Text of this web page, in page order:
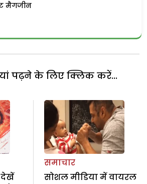
मैगजीन
पढ़ने के लिए क्लिक करें...
देखें
समाचार
सोशल मीडिया में वायरल